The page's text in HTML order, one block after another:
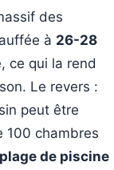
des
à 26-28
ce qui la rend
Le revers :
peut être
100 chambres
plage de piscine